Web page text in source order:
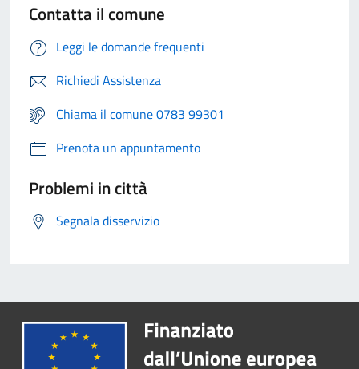
Contatta il comune
Leggi le domande frequenti
Richiedi Assistenza
Chiama il comune 0783 99301
Prenota un appuntamento
Problemi in città
Segnala disservizio